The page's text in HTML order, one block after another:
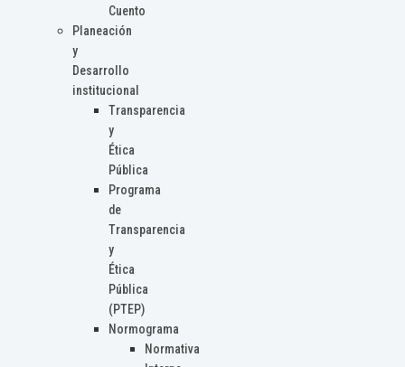
Cuento
Planeación
y
Desarrollo
institucional
Transparencia
y
Ética
Pública
Programa
de
Transparencia
y
Ética
Pública
(PTEP)
Normograma
Normativa